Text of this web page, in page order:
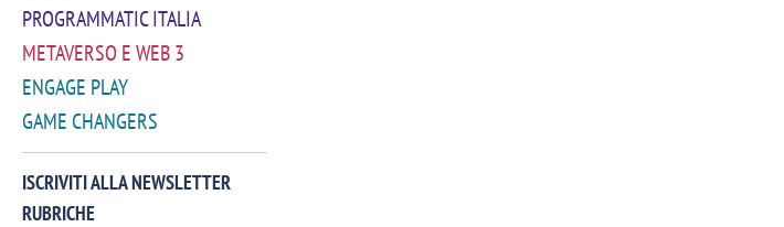
PROGRAMMATIC ITALIA
METAVERSO E WEB 3
ENGAGE PLAY
GAME CHANGERS
ISCRIVITI ALLA NEWSLETTER
RUBRICHE